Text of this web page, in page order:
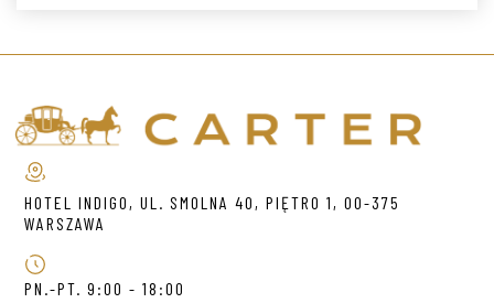
HOTEL INDIGO, UL. SMOLNA 40, PIĘTRO 1, 00-375
WARSZAWA
PN.-PT. 9:00 - 18:00